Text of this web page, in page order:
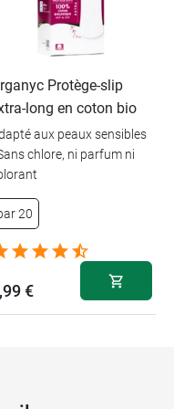
Protège-slip
long en coton bio
aux peaux sensibles
chlore, ni parfum ni
20
€